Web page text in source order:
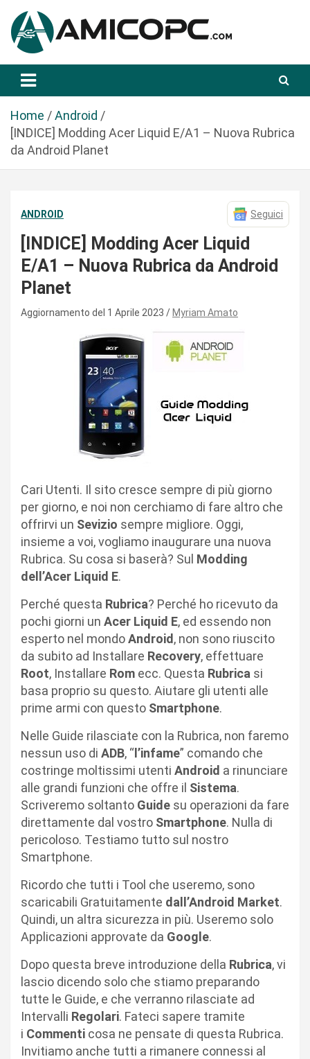
a
Amicopc.com
Home
Android
[INDICE] Modding Acer Liquid E/A1 – Nuova Rubrica
da Android Planet
ANDROID Seguici
[INDICE] Modding Acer Liquid
E/A1 – Nuova Rubrica da Android
Planet
Aggiornamento del 1 Aprile 2023 Myriam Amato
Cari Utenti. Il sito cresce sempre di più giorno
per giorno, e noi non cerchiamo di fare altro che
offrirvi un Sevizio sempre migliore. Oggi,
insieme a voi, vogliamo inaugurare una nuova
Rubrica. Su cosa si baserà? Sul Modding
dell’Acer Liquid E.
Perché questa Rubrica? Perché ho ricevuto da
pochi giorni un Acer Liquid E, ed essendo non
esperto nel mondoAndroid , non sono riuscito
da subito ad Installare Recovery, effettuare
Root, Installare Rom ecc. Questa Rubrica si
basa proprio su questo. Aiutare gli utenti alle
prime armi con questo Smartphone.
Nelle Guide rilasciate con la Rubrica, non faremo
nessun uso di ADB, “ l’infame” comando che
costringe moltissimi utenti Android a rinunciare
alle grandi funzioni che offre il Sistema.
Scriveremo soltanto Guide su operazioni da fare
direttamente dal vostro Smartphone. Nulla di
pericoloso. Testiamo tutto sul nostro
Smartphone.
Ricordo che tutti i Tool che useremo, sono
scaricabili Gratuitamente dall’Android Market.
Quindi, un altra sicurezza in più. Useremo solo
Applicazioni approvate da Google.
Dopo questa breve introduzione della Rubrica, vi
lascio dicendo solo che stiamo preparando
tutte le Guide, e che verranno rilasciate ad
Intervalli Regolari. Fateci sapere tramite
i Commenti cosa ne pensate di questa Rubrica.
Invitiamo anche tutti a rimanere connessi al